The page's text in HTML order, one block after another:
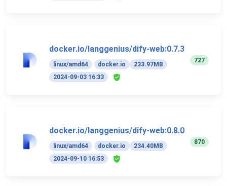
docker.io/langgenius/dify-web:0.7.3
linux/amd64 docker.io
233.97MB
2024-09-03 16:33
727
docker.io/langgenius/dify-web:0.8.0
linux/amd64 docker.io
234.40MB
2024-09-10 16:53
870